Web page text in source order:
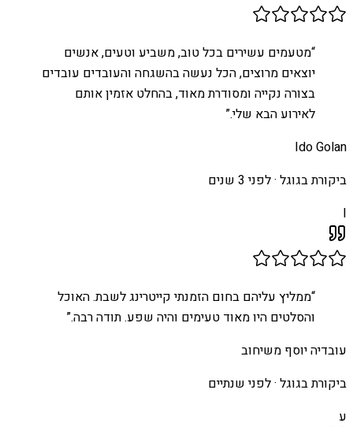
“מטעמים עשירים בכל טוב, משביע וטעים, אנשים
יוצאים מרוצים, הכל נעשה בהשגחה והעובדים עובדים
בצורה נקייה ומסודרת מאוד, בהחלט אזמין אותם
לאירוע הבא שלי.”
Ido Golan
ביקורת בגוגל ·לפני 3 שנים
I
“ממליץ עליהם בחום הזמנתי קייטרינג לשבת. האוכל
והסלטים היו מאוד טעימים והיה שפע. תודה רבה.”
עובדיה יוסף משיחוב
ביקורת בגוגל ·לפני שנתיים
ע